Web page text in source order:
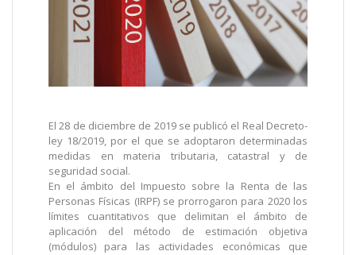
El 28 de diciembre de 2019 se publicó el Real Decreto-
ley 18/2019, por el que se adoptaron determinadas
medidas en materia tributaria, catastral y de
seguridad social.
En el ámbito del Impuesto sobre la Renta de las
Personas Físicas (IRPF) se prorrogaron para 2020 los
límites cuantitativos que delimitan el ámbito de
aplicación del método de estimación objetiva
(módulos) para las actividades económicas que